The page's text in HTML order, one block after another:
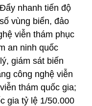
nhanh tiến độ
vùng biển, đảo
viễn thám phục
an ninh quốc
giám sát biến
công nghệ viễn
thám quốc gia;
gia tỷ lệ 1/50.000